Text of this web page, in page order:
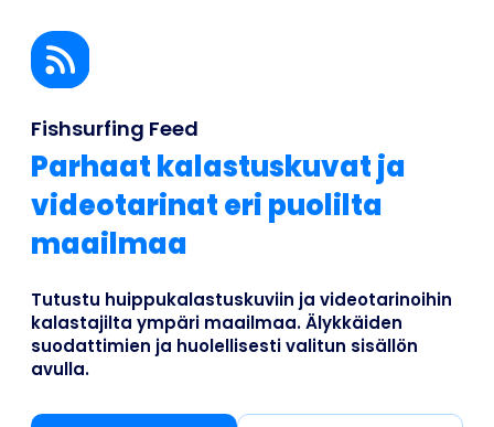
Business
Fishsurfing Feed
Parhaat kalastuskuvat ja
videotarinat eri puolilta
maailmaa
Tutustu huippukalastuskuviin ja videotarinoihin
kalastajilta ympäri maailmaa. Älykkäiden
suodattimien ja huolellisesti valitun sisällön
avulla.